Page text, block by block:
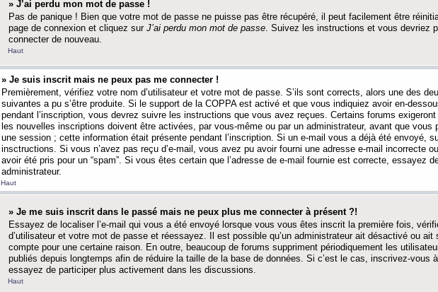
» J’ai perdu mon mot de passe !
Pas de panique ! Bien que votre mot de passe ne puisse pas être récupéré, il peut facilement être
page de connexion et cliquez sur J’ai perdu mon mot de passe. Suivez les instructions et vous devriez
connecter de nouveau.
Haut
» Je suis inscrit mais ne peux pas me connecter !
Premièrement, vérifiez votre nom d’utilisateur et votre mot de passe. S’ils sont corrects, alors une des
suivantes a pu s’être produite. Si le support de la COPPA est activé et que vous indiquiez avoir en-
pendant l’inscription, vous devrez suivre les instructions que vous avez reçues. Certains forums
les nouvelles inscriptions doivent être activées, par vous-même ou par un administrateur, avant que vous
une session ; cette information était présente pendant l’inscription. Si un e-mail vous a déjà été envoyé,
insctructions. Si vous n’avez pas reçu d’e-mail, vous avez pu avoir fourni une adresse e-mail incorrecte
avoir été pris pour un “spam”. Si vous êtes certain que l’adresse de e-mail fournie est correcte, essayez
administrateur.
Haut
» Je me suis inscrit dans le passé mais ne peux plus me connecter à présent ?!
Essayez de localiser l’e-mail qui vous a été envoyé lorsque vous vous êtes inscrit la première fois,
d’utilisateur et votre mot de passe et réessayez. Il est possible qu’un administrateur ait désactivé ou ait
compte pour une certaine raison. En outre, beaucoup de forums suppriment périodiquement les
publiés depuis longtemps afin de réduire la taille de la base de données. Si c’est le cas, inscrivez-vous
essayez de participer plus activement dans les discussions.
Haut